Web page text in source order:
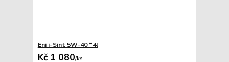
Eni i-Sint 5W-40 *4l
Kč 1 080/ks